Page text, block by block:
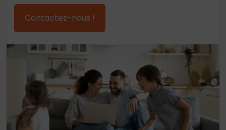
Contactez-nous !